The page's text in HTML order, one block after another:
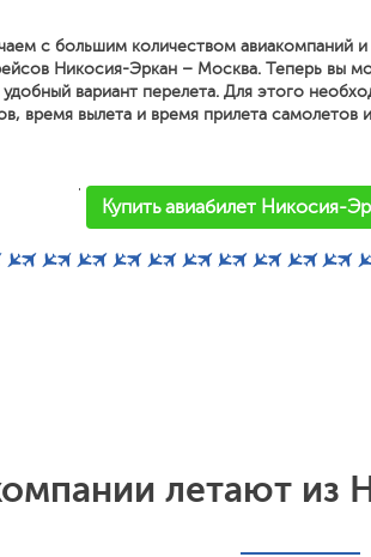
с большим количеством авиакомпаний
Никосия-Эркан – Москва. Теперь вы
вариант перелета. Для этого
время вылета и время прилета самолетов
'
Купить авиабилет Никосия-
летают из